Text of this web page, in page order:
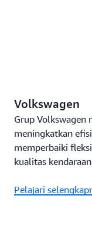
Volkswagen
Grup Volkswagen
meningkatkan
memperbaiki
kualitas
Pelajari